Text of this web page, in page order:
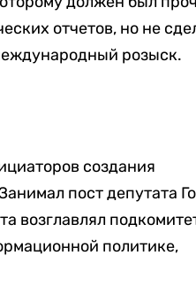
отчетов, но не
розыск.
создания
пост депутата
возглавлял
политике,